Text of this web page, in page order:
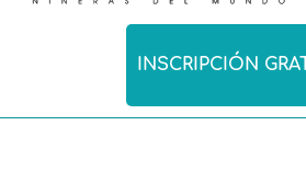
INSCRIPCIÓN